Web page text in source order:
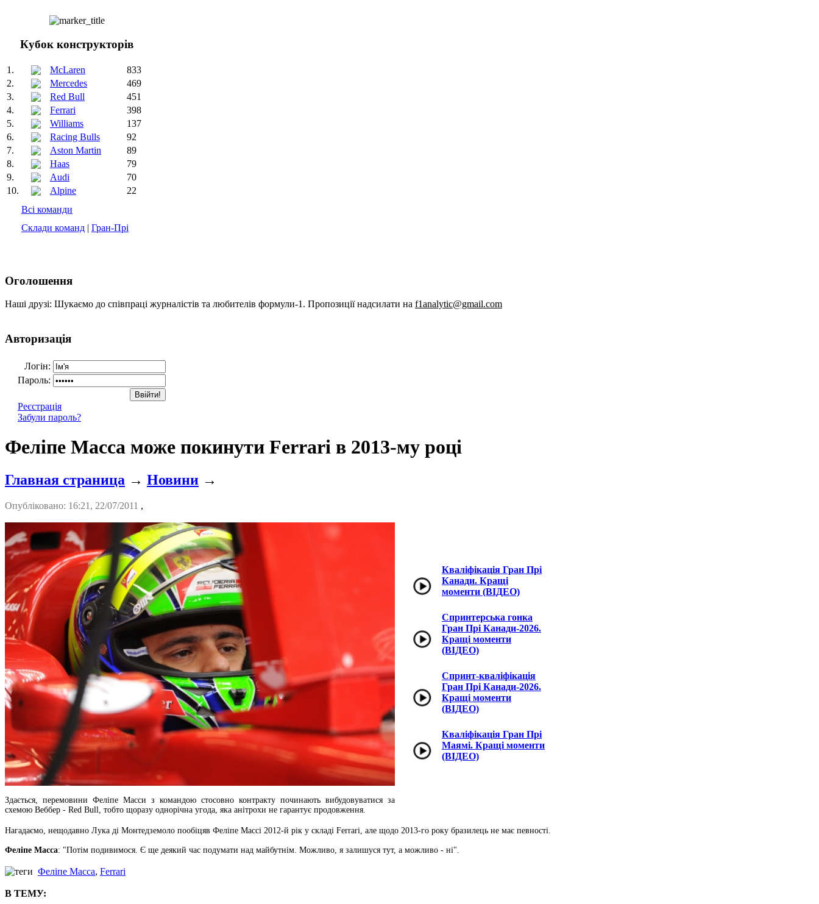
Кубок конструкторів
1. McLaren
833
2.
Mercedes
469
3.
Red Bull
451
4.
Ferrari
398
5.
Williams
137
6.
Racing Bulls
92
7.
Aston Martin
89
8.
Haas
79
9.
Audi
70
10.
Alpine
22
Всі команди
Склади команд | Гран-Прі
Оголошення
Наші друзі: Шукаємо до співпраці журналістів та любителів формули-1. Пропозиції надсилати на f1analytic@gmail.com
Авторизація
Логін:
Пароль:
Реєстрація
Забули пароль?
Феліпе Масса може покинути Ferrari в 2013-му році
Главная страница → Новини →
Опубліковано: 16:21, 22/07/2011 ,
Здається, перемовини Феліпе Масси з командою стосовно контракту починають вибудовуватися за
схемою Веббер - Red Bull, тобто щоразу однорічна угода, яка анітрохи не гарантує продовження.
Кваліфікація Гран Прі
Канади. Кращі
моменти (ВІДЕО)
Спринтерська гонка
Гран Прі Канади-2026.
Кращі моменти
(ВІДЕО)
Спринт-кваліфікація
Гран Прі Канади-2026.
Кращі моменти
(ВІДЕО)
Кваліфікація Гран Прі
Маямі. Кращі моменти
(ВІДЕО)
Нагадаємо, нещодавно Лука ді Монтедземоло пообіцяв Феліпе Массі 2012-й рік у складі Ferrari, але щодо 2013-го року бразилець не має певності.
Феліпе Масса: "Потім подивимося. Є ще деякий час подумати над майбутнім. Можливо, я залишуся тут, а можливо - ні".
Феліпе Масса, Ferrari
В ТЕМУ: